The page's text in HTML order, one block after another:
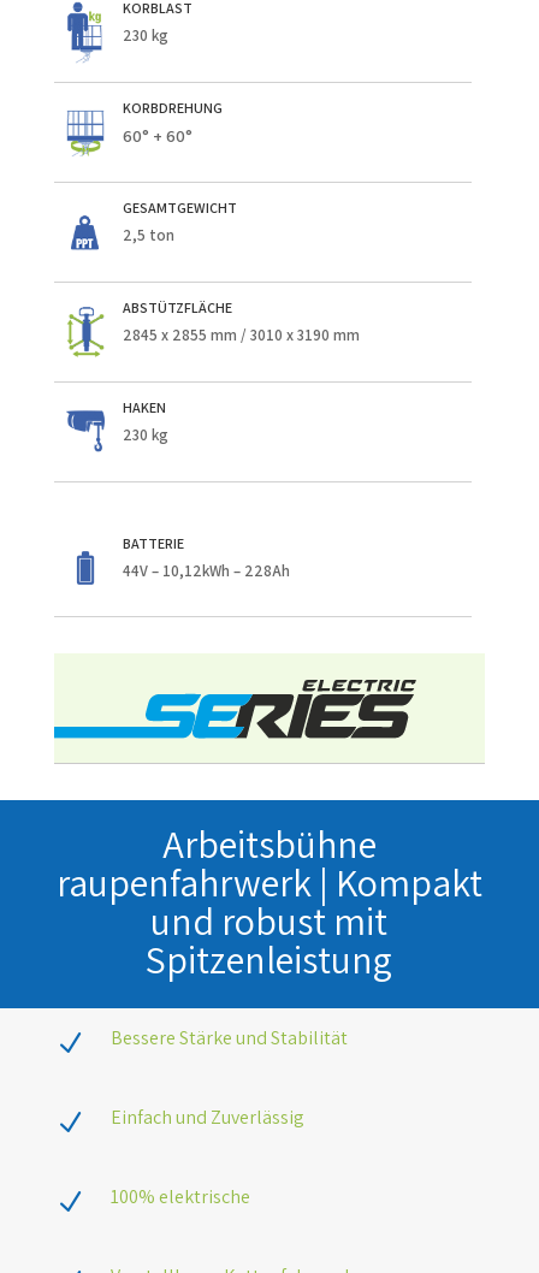
KORBLAST
230 kg
KORBDREHUNG
60° + 60°
GESAMTGEWICHT
2,5 ton
ABSTÜTZFLÄCHE
2845 x 2855 mm / 3010 x 3190 mm
HAKEN
230 kg
BATTERIE
44V – 10,12kWh – 228Ah
Arbeitsbühne
raupenfahrwerk | Kompakt
und robust mit
Spitzenleistung
N Bessere Stärke und Stabilität
N Einfach und Zuverlässig
N 100% elektrische